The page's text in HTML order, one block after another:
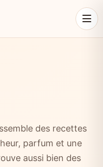
des recettes
parfum et une
aussi bien des